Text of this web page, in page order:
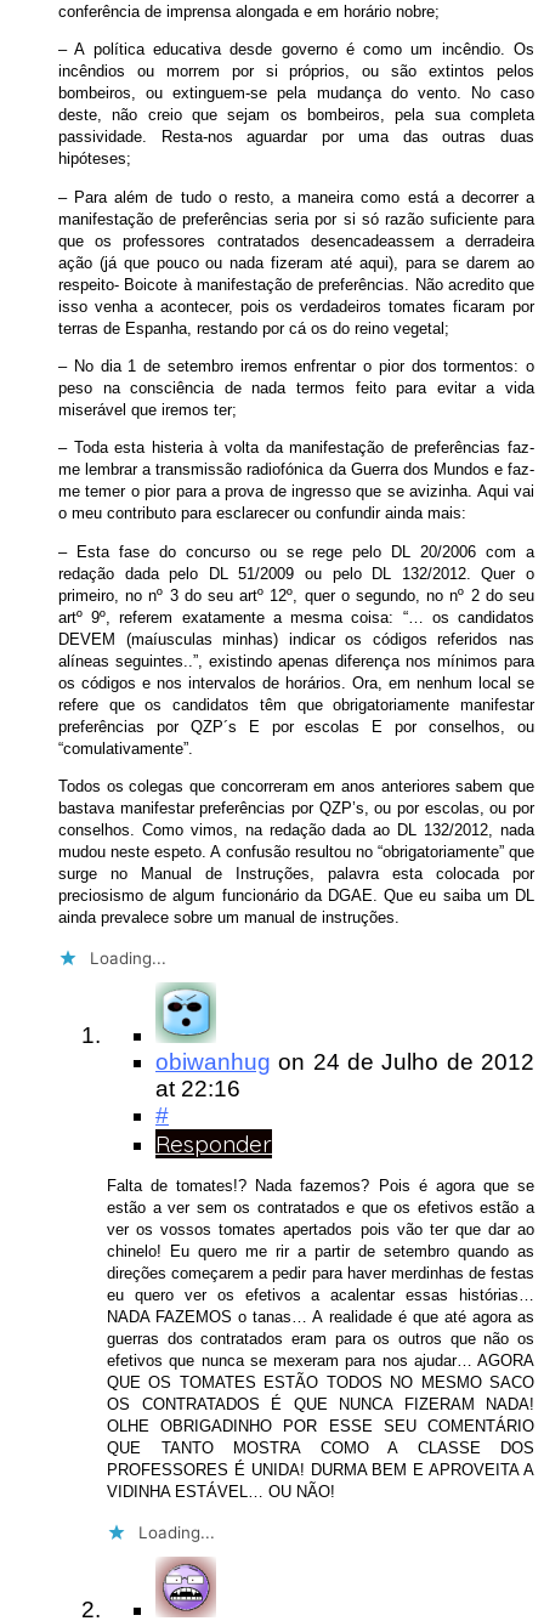
conferência de imprensa alongada e em horário nobre;
– A política educativa desde governo é como um incêndio. Os
incêndios ou morrem por si próprios, ou são extintos pelos
bombeiros, ou extinguem-se pela mudança do vento. No caso
deste, não creio que sejam os bombeiros, pela sua completa
passividade. Resta-nos aguardar por uma das outras duas
hipóteses;
– Para além de tudo o resto, a maneira como está a decorrer a
manifestação de preferências seria por si só razão suficiente para
que os professores contratados desencadeassem a derradeira
ação (já que pouco ou nada fizeram até aqui), para se darem ao
respeito- Boicote à manifestação de preferências. Não acredito que
isso venha a acontecer, pois os verdadeiros tomates ficaram por
terras de Espanha, restando por cá os do reino vegetal;
– No dia 1 de setembro iremos enfrentar o pior dos tormentos: o
peso na consciência de nada termos feito para evitar a vida
miserável que iremos ter;
– Toda esta histeria à volta da manifestação de preferências faz-
me lembrar a transmissão radiofónica da Guerra dos Mundos e faz-
me temer o pior para a prova de ingresso que se avizinha. Aqui vai
o meu contributo para esclarecer ou confundir ainda mais:
– Esta fase do concurso ou se rege pelo DL 20/2006 com a
redação dada pelo DL 51/2009 ou pelo DL 132/2012. Quer o
primeiro, no nº 3 do seu artº 12º, quer o segundo, no nº 2 do seu
artº 9º, referem exatamente a mesma coisa: “… os candidatos
DEVEM (maíusculas minhas) indicar os códigos referidos nas
alíneas seguintes..”, existindo apenas diferença nos mínimos para
os códigos e nos intervalos de horários. Ora, em nenhum local se
refere que os candidatos têm que obrigatoriamente manifestar
preferências por QZP´s E por escolas E por conselhos, ou
“comulativamente”.
Todos os colegas que concorreram em anos anteriores sabem que
bastava manifestar preferências por QZP’s, ou por escolas, ou por
conselhos. Como vimos, na redação dada ao DL 132/2012, nada
mudou neste espeto. A confusão resultou no “obrigatoriamente” que
surge no Manual de Instruções, palavra esta colocada por
preciosismo de algum funcionário da DGAE. Que eu saiba um DL
ainda prevalece sobre um manual de instruções.
Loading...
obiwanhug on 24 de Julho de 2012
at 22:16
#
Responder
Falta de tomates!? Nada fazemos? Pois é agora que se
estão a ver sem os contratados e que os efetivos estão a
ver os vossos tomates apertados pois vão ter que dar ao
chinelo! Eu quero me rir a partir de setembro quando as
direções começarem a pedir para haver merdinhas de festas
eu quero ver os efetivos a acalentar essas histórias…
NADA FAZEMOS o tanas… A realidade é que até agora as
guerras dos contratados eram para os outros que não os
efetivos que nunca se mexeram para nos ajudar… AGORA
QUE OS TOMATES ESTÃO TODOS NO MESMO SACO
OS CONTRATADOS É QUE NUNCA FIZERAM NADA!
OLHE OBRIGADINHO POR ESSE SEU COMENTÁRIO
QUE TANTO MOSTRA COMO A CLASSE DOS
PROFESSORES É UNIDA! DURMA BEM E APROVEITA A
VIDINHA ESTÁVEL… OU NÃO!
Loading...